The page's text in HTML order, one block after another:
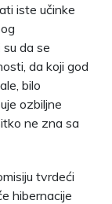
iste učinke
da se
da koji god
bilo
ozbiljne
ne zna sa
tvrdeći
hibernacije